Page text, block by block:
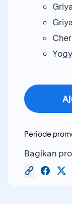
Periode
Bagikan